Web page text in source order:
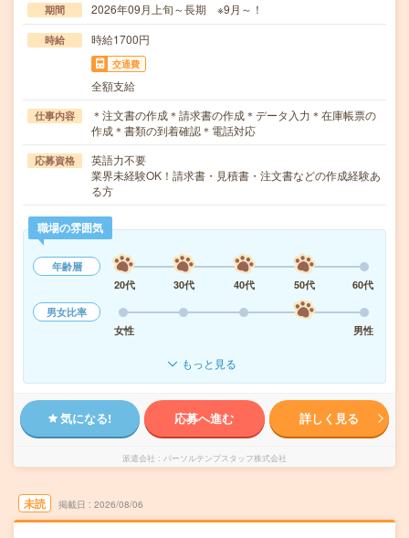
期間 2026年09月上旬～長期 ※9月～！
時給 時給1700円
交通費
全額支給
仕事内容
＊注文書の作成＊請求書の作成＊データ入力＊在庫帳票の
作成＊書類の到着確認＊電話対応
応募資格
英語力不要
業界未経験OK！請求書・見積書・注文書などの作成経験あ
る方
職場の雰囲気
年齢層
20代
30代 40代 50代
60代
男女比率
女性
男性
もっと見る
気になる! 応募へ進む 詳しく見る
派遣会社 パーソルテンプスタッフ株式会社
未読 掲載日 2026/08/06